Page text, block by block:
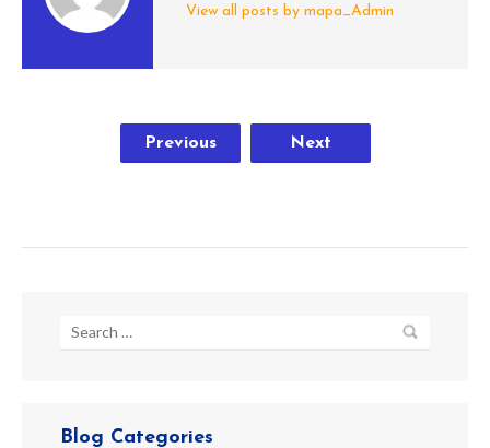
View all posts by mapa_Admin
Previous Next
Blog Categories